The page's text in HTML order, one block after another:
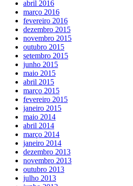
abril 2016
março 2016
fevereiro 2016
dezembro 2015
novembro 2015
outubro 2015
setembro 2015
junho 2015
maio 2015
abril 2015
março 2015
fevereiro 2015
janeiro 2015
maio 2014
abril 2014
março 2014
janeiro 2014
dezembro 2013
novembro 2013
outubro 2013
julho 2013